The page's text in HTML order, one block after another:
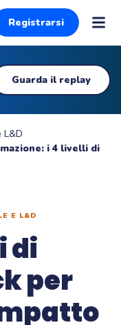
Registrarsi
Guarda il replay
L&D
i 4 livelli di
E L&D
di
per